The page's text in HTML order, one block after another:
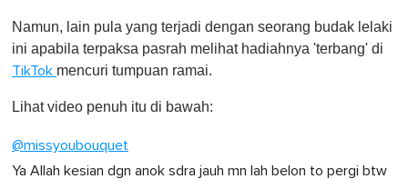
f
1
i
u
,
Namun, lain pula yang terjadi dengan seorang budak lelaki
ini apabila terpaksa pasrah melihat hadiahnya 'terbang' di
TikTok mencuri tumpuan ramai.
Lihat video penuh itu di bawah:
@missyoubouquet
Ya Allah kesian dgn anok sdra jauh mn lah belon to pergi btw